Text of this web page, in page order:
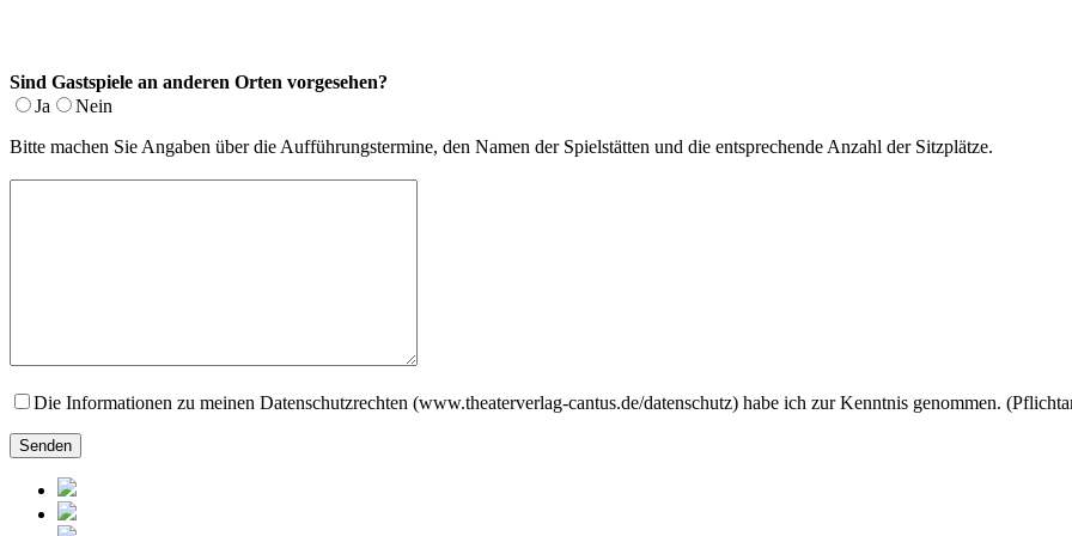
Sind Gastspiele an anderen Orten vorgesehen?
Ja
Nein
Bitte machen Sie Angaben über die Aufführungstermine, den Namen der Spielstätten und die entsprechende Anzahl der Sitzplätze.
Die Informationen zu meinen Datenschutzrechten (www.theaterverlag-cantus.de/datenschutz) habe ich zur Kenntnis genommen.